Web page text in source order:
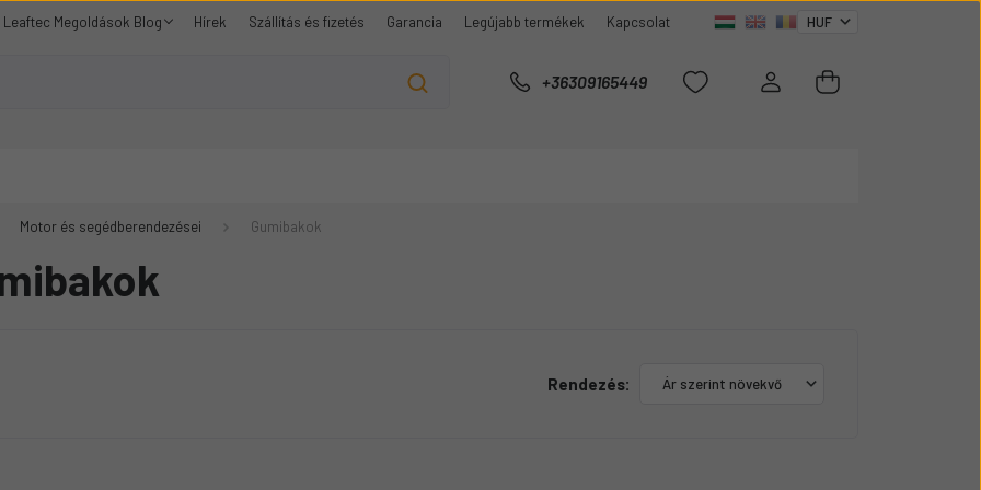
Leaftec Megoldások Blog Hírek Szállítás és fizetés Garancia Legújabb termékek Kapcsolat
+36309165449
Motor és segédberendezései Gumibakok
Rendezés: